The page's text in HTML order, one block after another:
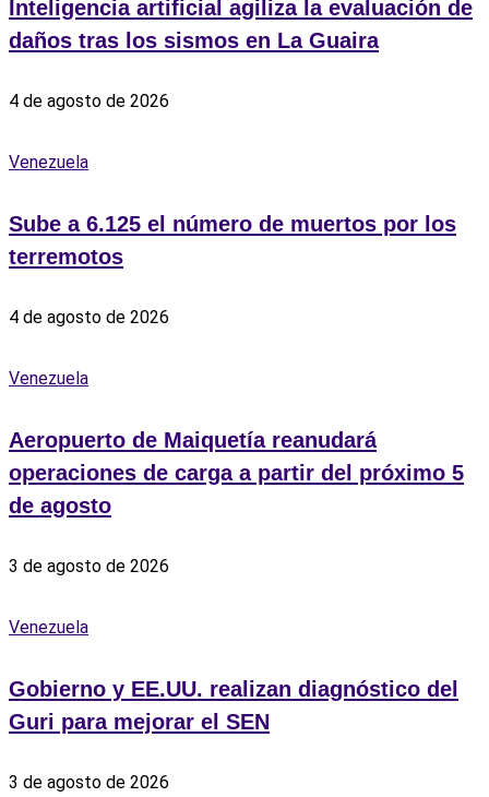
Inteligencia artificial agiliza la evaluación de
daños tras los sismos en La Guaira
4 de agosto de 2026
Venezuela
Sube a 6.125 el número de muertos por los
terremotos
4 de agosto de 2026
Venezuela
Aeropuerto de Maiquetía reanudará
operaciones de carga a partir del próximo 5
de agosto
3 de agosto de 2026
Venezuela
Gobierno y EE.UU. realizan diagnóstico del
Guri para mejorar el SEN
3 de agosto de 2026